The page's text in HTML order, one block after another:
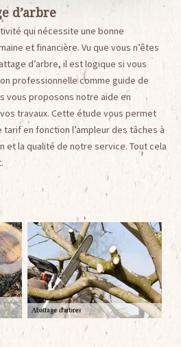
d’arbre
qui nécessite une bonne
et financière. Vu que vous n’êtes
d’arbre, il est logique si vous
professionnelle comme guide de
vous proposons notre aide en
travaux. Cette étude vous permet
en fonction l’ampleur des tâches à
et la qualité de notre service. Tout cela